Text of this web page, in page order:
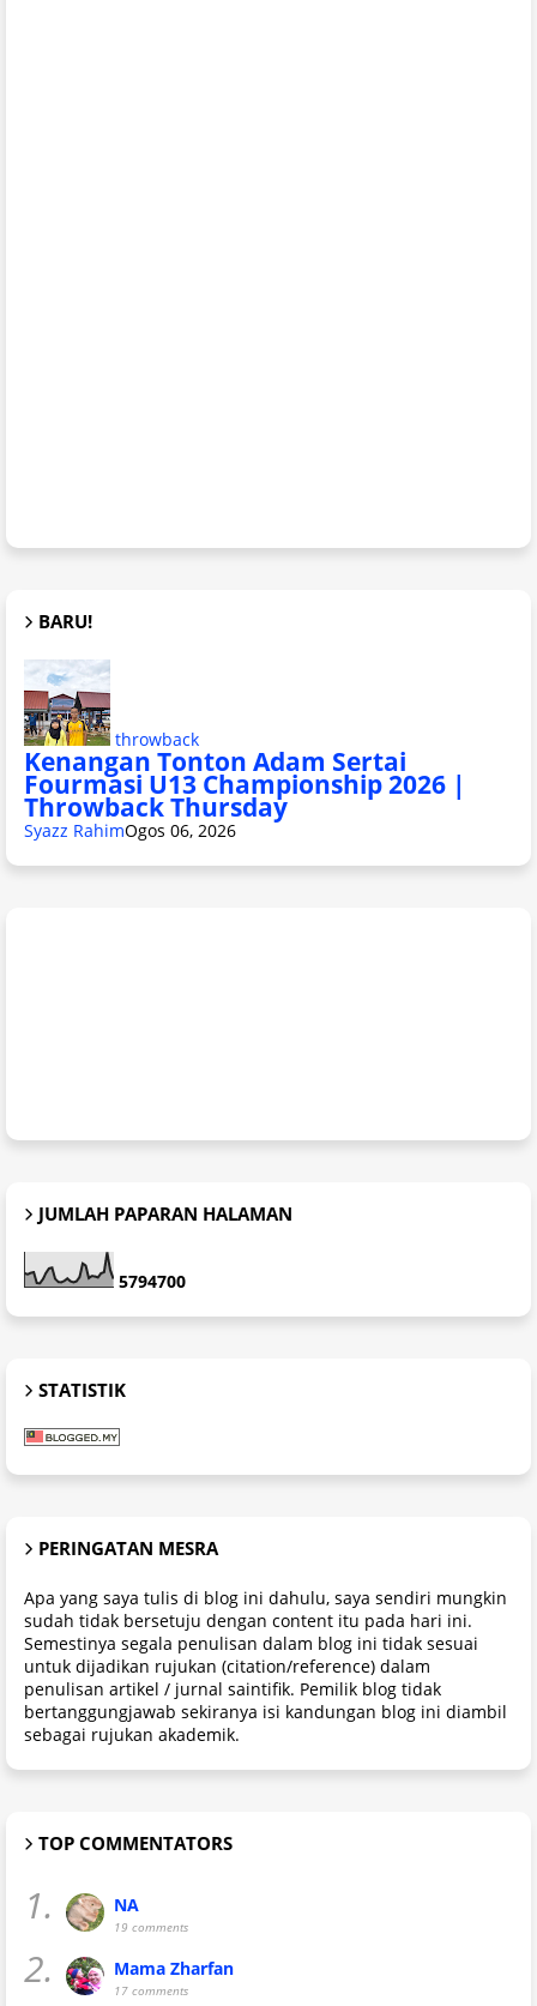
BARU!
throwback
Kenangan Tonton Adam Sertai
Fourmasi U13 Championship 2026 |
Throwback Thursday
Syazz RahimOgos 06, 2026
JUMLAH PAPARAN HALAMAN
5794700
STATISTIK
PERINGATAN MESRA
Apa yang saya tulis di blog ini dahulu, saya sendiri mungkin
sudah tidak bersetuju dengan content itu pada hari ini.
Semestinya segala penulisan dalam blog ini tidak sesuai
untuk dijadikan rujukan (citation/reference) dalam
penulisan artikel / jurnal saintifik. Pemilik blog tidak
bertanggungjawab sekiranya isi kandungan blog ini diambil
sebagai rujukan akademik.
TOP COMMENTATORS
1. NA
19 comments
2. Mama Zharfan
17 comments